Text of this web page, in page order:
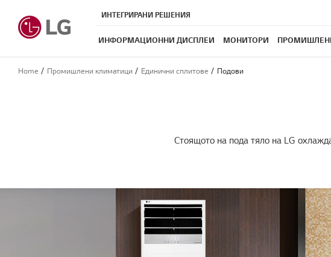
ИНТЕГРИРАНИ РЕШЕНИЯ
ИНФОРМАЦИОННИ ДИСПЛЕИ МОНИТОРИ
Home Промишлени климатици Единични сплитове Подови
Стоящото на пода тяло на LG